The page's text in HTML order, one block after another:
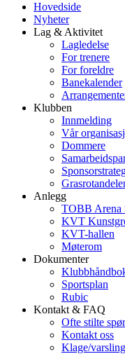
Hovedside
Nyheter
Lag & Aktivitet
Lagledelse
For trenere
For foreldre
Banekalender
Klubben
Innmelding
Vår
Dommere
Anlegg
TOBB Arena
KVT
KVT-hallen
Møterom
Dokumenter
Sportsplan
Rubic
Kontakt & FAQ
Ofte stilte
Kontakt oss
Klage/varsling